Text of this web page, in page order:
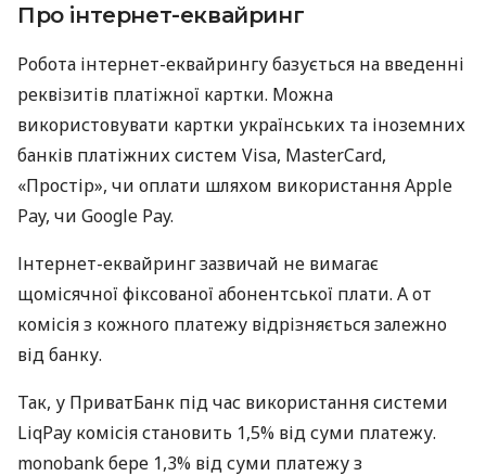
Про інтернет-еквайринг
Робота інтернет-еквайрингу базується на введенні
реквізитів платіжної картки. Можна
використовувати картки українських та іноземних
банків платіжних систем Visa, MasterCard,
«Простір», чи оплати шляхом використання Apple
Pay, чи Google Pay.
Інтернет-еквайринг зазвичай не вимагає
щомісячної фіксованої абонентської плати. А от
комісія з кожного платежу відрізняється залежно
від банку.
Так, у ПриватБанк під час використання системи
LiqPay комісія становить 1,5% від суми платежу.
monobank бере 1,3% від суми платежу з